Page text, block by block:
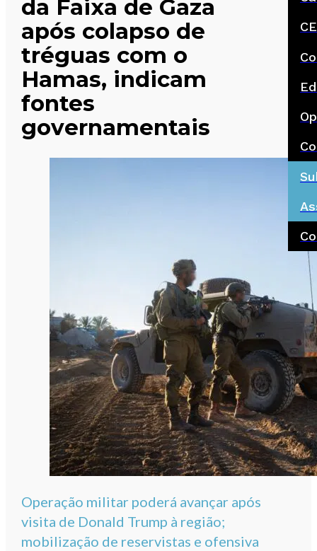
da Faixa de Gaza
após colapso de
tréguas com o
Hamas, indicam
fontes
governamentais
Operação militar poderá avançar após
visita de Donald Trump à região;
mobilização de reservistas e ofensiva